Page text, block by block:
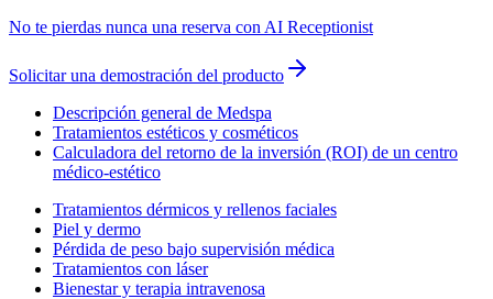
No te pierdas nunca una reserva con AI Receptionist
Solicitar una demostración del producto
Descripción general de Medspa
Tratamientos estéticos y cosméticos
Calculadora del retorno de la inversión (ROI) de un centro
médico-estético
Tratamientos dérmicos y rellenos faciales
Piel y dermo
Pérdida de peso bajo supervisión médica
Tratamientos con láser
Bienestar y terapia intravenosa